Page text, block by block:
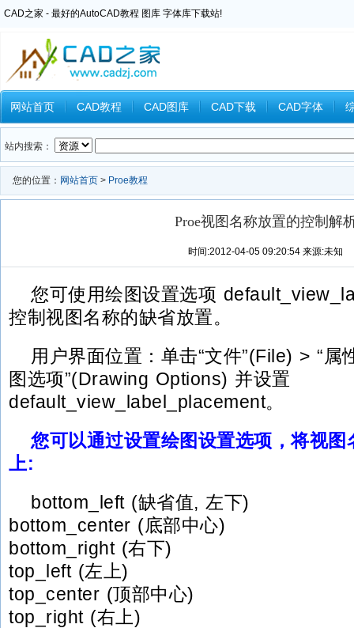
CAD之家 - 最好的AutoCAD教程 图库 字体库下载站!
网站首页 CAD教程 CAD图库 CAD下载 CAD字体
Inventor教程 Ansys教程 CAXA教程 中望CAD Catia教
站内搜索：
您的位置： 网站首页 > Proe教程
Proe视图名称放置的控制解
时间:2012-04-05 09:20:54 来源:未知
您可使用绘图设置选项
控制视图名称的缺省放置。
用户界面位置：单击“文件”(File) > “属
图选项”(Drawing Options) 并设置
default_view_label_placement。
您可以通过设置绘图设置选项，将视图
上:
bottom_left (缺省值, 左下)
bottom_center (底部中心)
bottom_right (右下)
top_left (左上)
top_center (顶部中心)
top_right (右上)